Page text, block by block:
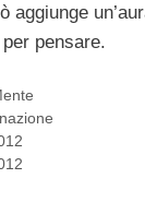
aggiunge
pensare.